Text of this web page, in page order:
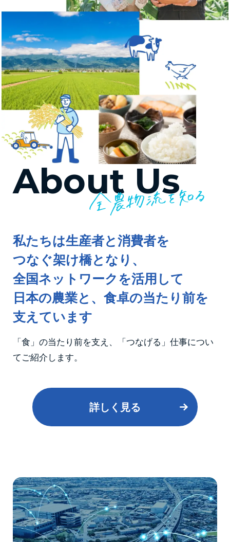
About Us
私たちは生産者と消費者を
つなぐ架け橋となり、
全国ネットワークを活用して
日本の農業と、食卓の当たり前を
支えています
「食」の当たり前を支え、「つなげる」仕事につい
てご紹介します。
詳しく見る